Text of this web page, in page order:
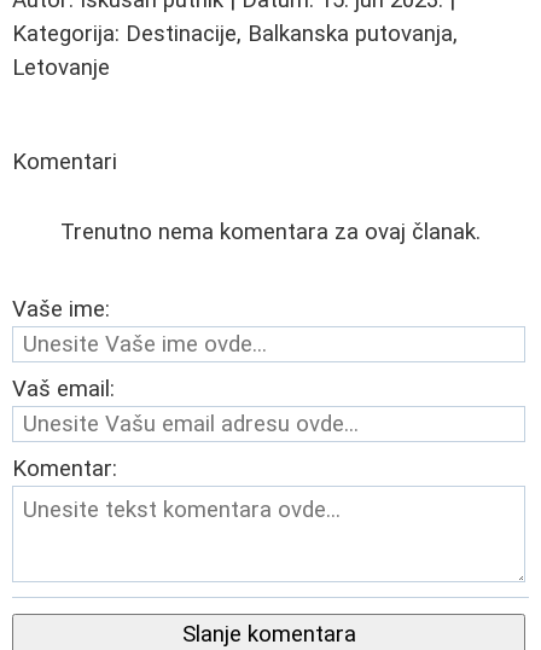
Kategorija: Destinacije, Balkanska putovanja,
Letovanje
Komentari
Trenutno nema komentara za ovaj članak.
Vaše ime:
Vaš email:
Komentar:
Slanje komentara